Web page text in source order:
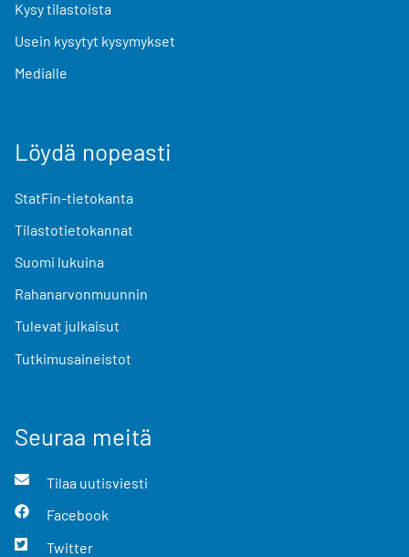
Kysy tilastoista
Usein kysytyt kysymykset
Medialle
Löydä nopeasti
StatFin-tietokanta
Tilastotietokannat
Suomi lukuina
Rahanarvonmuunnin
Tulevat julkaisut
Tutkimusaineistot
Seuraa meitä
Tilaa uutisviesti
Facebook
Twitter